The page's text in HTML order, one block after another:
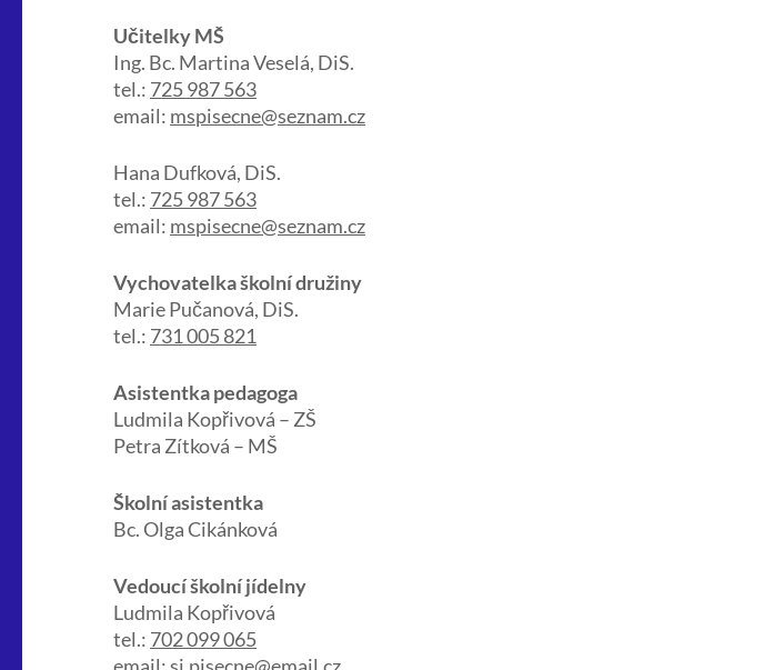
Učitelky MŠ
Ing. Bc. Martina Veselá, DiS.
tel.: 725 987 563
email: mspisecne@seznam.cz
Hana Dufková, DiS.
tel.: 725 987 563
email: mspisecne@seznam.cz
Vychovatelka školní družiny
Marie Pučanová, DiS.
tel.: 731 005 821
Asistentka pedagoga
Ludmila Kopřivová – ZŠ
Petra Zítková – MŠ
Školní asistentka
Bc. Olga Cikánková
Vedoucí školní jídelny
Ludmila Kopřivová
tel.: 702 099 065